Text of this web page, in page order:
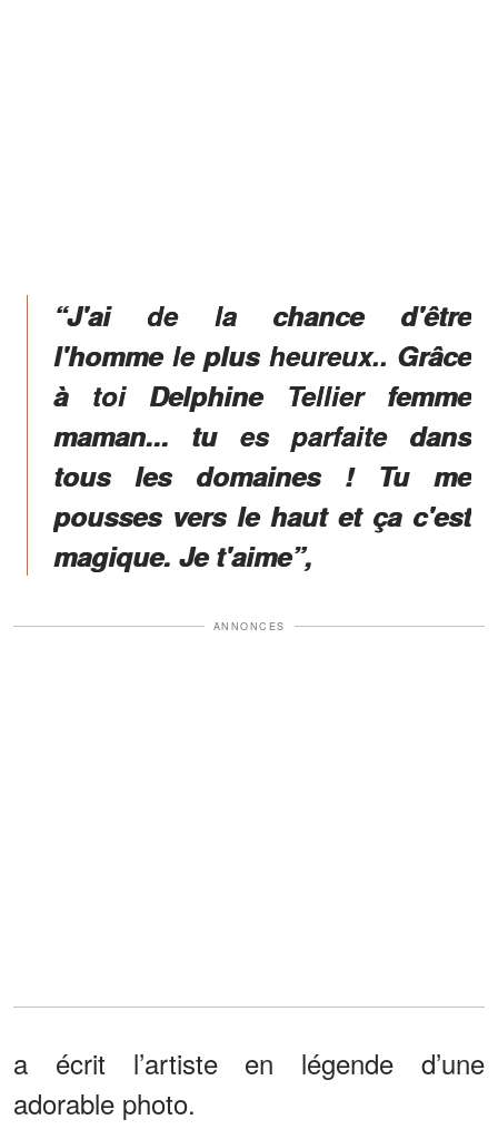
“J'ai de la chance d'être
l'homme le plus heureux.. Grâce
à toi Delphine Tellier femme
maman... tu es parfaite dans
tous les domaines ! Tu me
pousses vers le haut et ça c'est
magique. Je t'aime”,
ANNONCES
a écrit l’artiste en légende d’une
adorable photo.